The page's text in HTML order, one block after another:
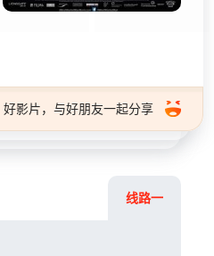
好影片，与好朋友一起分享
线路一